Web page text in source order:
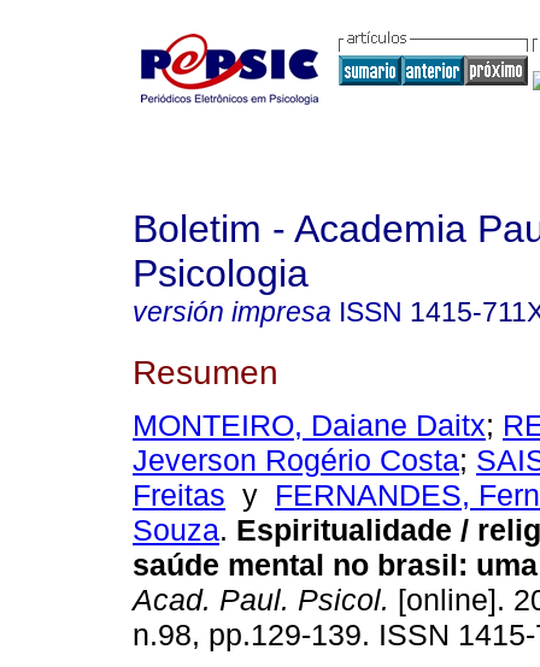
Boletim - Academia
Psicologia
versión impresa ISSN 1415-
Resumen
MONTEIRO, Daiane Daitx;
Jeverson Rogério Costa;
Freitas y FERNANDES,
Souza. Espiritualidade /
saúde mental no brasil:
Acad. Paul. Psicol. [online].
n.98, pp.129-139. ISSN